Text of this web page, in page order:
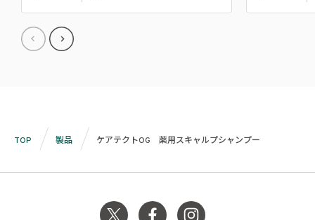
TOP 製品 ケアテクトOG 薬用スキャルプシャンプー